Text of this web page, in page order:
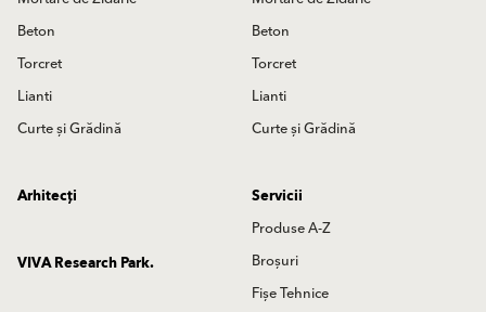
Beton
Torcret
Lianti
Curte și Grădină
Beton
Torcret
Lianti
Curte și Grădină
Arhitecți
Servicii
Produse A-Z
Broșuri
Fișe Tehnice
VIVA Research Park.